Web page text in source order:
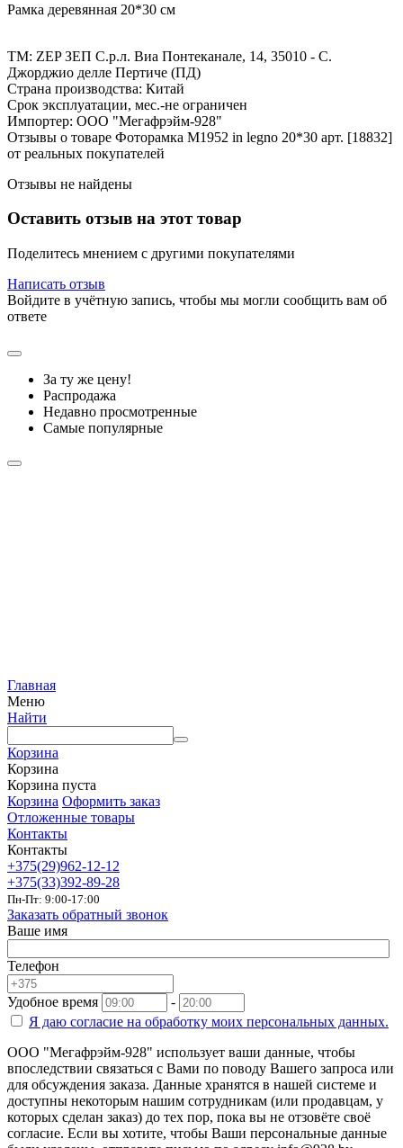
Рамка деревянная 20*30 см
ТМ: ZEP ЗЕП С.р.л. Виа Понтеканале, 14, 35010 - С.
Джорджио делле Пертиче (ПД)
Страна производства: Китай
Срок эксплуатации, мес.-не ограничен
Импортер: ООО "Мегафрэйм-928"
Отзывы о товаре Фоторамка M1952 in legno 20*30 арт. [18832]
от реальных покупателей
Отзывы не найдены
Оставить отзыв на этот товар
Поделитесь мнением с другими покупателями
Написать отзыв
Войдите в учётную запись, чтобы мы могли сообщить вам об
ответе
За ту же цену!
Распродажа
Недавно просмотренные
Самые популярные
Главная
Меню
Найти
Корзина
Корзина
Корзина пуста
Корзина Оформить заказ
Отложенные товары
Контакты
Контакты
+375(29)962-12-12
+375(33)392-89-28
Пн-Пт: 9:00-17:00
Заказать обратный звонок
Ваше имя
Телефон
Удобное время
-
Я даю согласие на обработку моих персональных данных.
ООО "Мегафрэйм-928" использует ваши данные, чтобы
впоследствии связаться с Вами по поводу Вашего запроса или
для обсуждения заказа. Данные хранятся в нашей системе и
доступны некоторым нашим сотрудникам (или продавцам, у
которых сделан заказ) до тех пор, пока вы не отзовёте своё
согласие. Если вы хотите, чтобы Ваши персональные данные